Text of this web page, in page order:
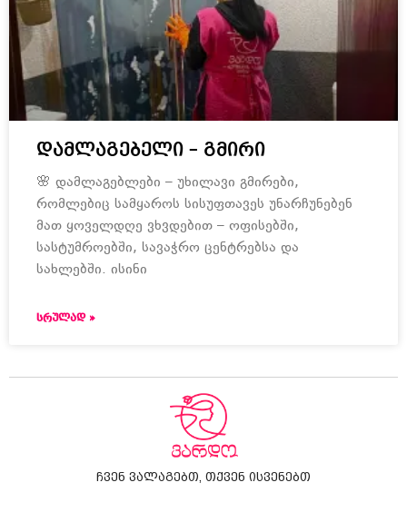
დამლაგებელი – გმირი
🌸 დამლაგებლები – უხილავი გმირები,
რომლებიც სამყაროს სისუფთავეს უნარჩუნებენ
მათ ყოველდღე ვხვდებით – ოფისებში,
სასტუმროებში, სავაჭრო ცენტრებსა და
სახლებში. ისინი
ᲡᲠᲣᲚᲐᲓ »
ჩვენ ვალაგებთ, თქვენ ისვენებთ